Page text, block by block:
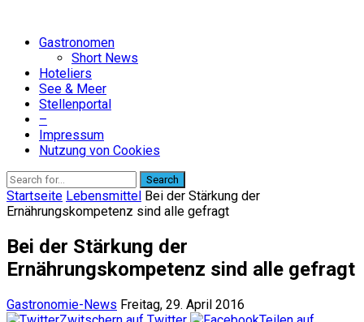
Gastronomen
Short News
Hoteliers
See & Meer
Stellenportal
–
Impressum
Nutzung von Cookies
Search
Startseite Lebensmittel Bei der Stärkung der
Ernährungskompetenz sind alle gefragt
Bei der Stärkung der
Ernährungskompetenz sind alle gefragt
Gastronomie-News Freitag, 29. April 2016